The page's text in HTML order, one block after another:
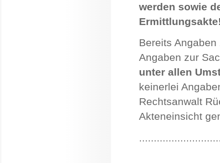
werden sowie
Bereits
Angaben zur
unter allen
keinerlei
Rechtsanwalt
Akteneinsicht